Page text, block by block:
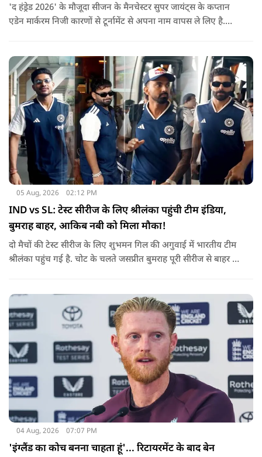
'द हंड्रेड 2026' के मौजूदा सीजन के मैनचेस्टर सुपर जायंट्स के कप्तान
एडेन मार्करम निजी कारणों से टूर्नामेंट से अपना नाम वापस ले लिए है.
05 Aug, 2026 02:12 PM
IND vs SL: टेस्ट सीरीज के लिए श्रीलंका पहुंची टीम इंडिया,
बुमराह बाहर, आकिब नबी को मिला मौका!
दो मैचों की टेस्ट सीरीज के लिए शुभमन गिल की अगुवाई में भारतीय टीम
श्रीलंका पहुंच गई है. चोट के चलते जसप्रीत बुमराह पूरी सीरीज से बाहर हो
04 Aug, 2026 07:07 PM
'इंग्लैंड का कोच बनना चाहता हूं'... रिटायरमेंट के बाद बेन